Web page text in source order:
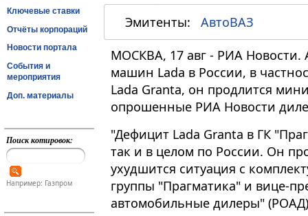
Ключевые ставки
Отчёты корпораций
Новости портала
События и
мероприятия
Доп. материалы
Поиск котировок:
Например: Газпром
Эмитенты: АвтоВАЗ
МОСКВА, 17 авг - РИА
машин Lada в России, в
Lada Granta, он продлится
опрошенные РИА Новости
"Дефицит Lada Granta в ГК
так и в целом по России​​​. Он
ухудшится ситуация с
группы "Прагматика" и вице-
автомобильные дилеры"